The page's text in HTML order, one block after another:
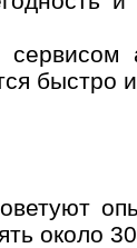
быстро
около
Онлайн